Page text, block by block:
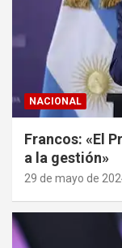
NACIONAL
Francos: «El
a la gestión»
29 de mayo de